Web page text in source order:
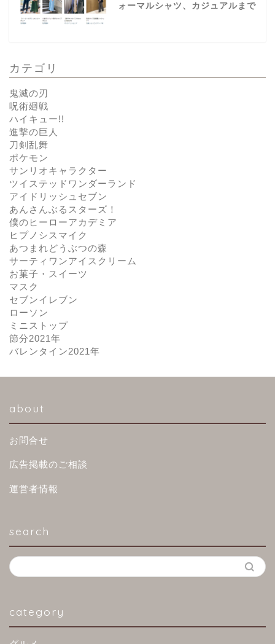
ォーマルシャツ、カジュアルまで
カテゴリ
鬼滅の刃
呪術廻戦
ハイキュー!!
進撃の巨人
刀剣乱舞
ポケモン
サンリオキャラクター
ツイステッドワンダーランド
アイドリッシュセブン
あんさんぶるスターズ！
僕のヒーローアカデミア
ヒプノシスマイク
あつまれどうぶつの森
サーティワンアイスクリーム
お菓子・スイーツ
マスク
セブンイレブン
ローソン
ミニストップ
節分2021年
バレンタイン2021年
about
お問合せ
広告掲載のご相談
運営者情報
search
category